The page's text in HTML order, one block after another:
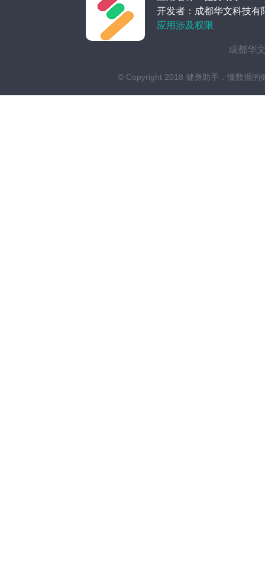
开发者：成都华文科技有
应用涉及权限
成都华
© Copyright 2018 健身助手，懂数据